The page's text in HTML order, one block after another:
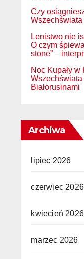
Czy
Wszechświata
Lenistwo nie
O czym
stone” –
Noc Kupały
Wszechświata
Białorusinami
Archiwa
lipiec 2026
czerwiec 2026
kwiecień 2026
marzec 2026